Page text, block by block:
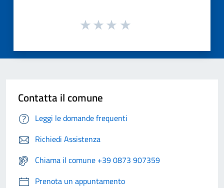
Contatta il comune
Leggi le domande frequenti
Richiedi Assistenza
Chiama il comune +39 0873 907359
Prenota un appuntamento